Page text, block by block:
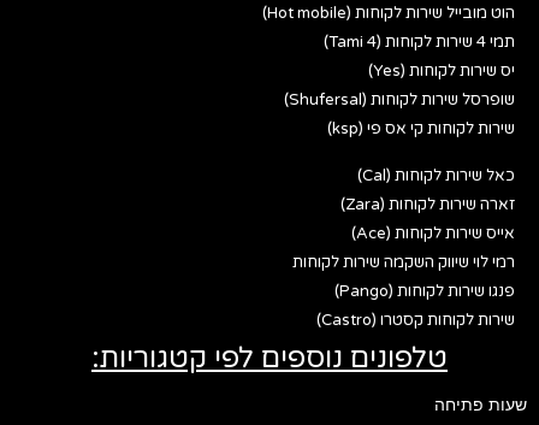
הוט מובייל שירות לקוחות (Hot mobile)
תמי 4 שירות לקוחות (Tami 4)
יס שירות לקוחות (Yes)
שופרסל שירות לקוחות (Shufersal)
שירות לקוחות קי אס פי (ksp)
כאל שירות לקוחות (Cal)
זארה שירות לקוחות (Zara)
אייס שירות לקוחות (Ace)
רמי לוי שיווק השקמה שירות לקוחות
פנגו שירות לקוחות (Pango)
שירות לקוחות קסטרו (Castro)
טלפונים נוספים לפי קטגוריות:
שעות פתיחה